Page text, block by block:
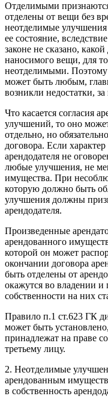
Отделимыми
отделены от вещи без
неотделимые
ее состояние,
законе не сказано,
наносимого вещи, для
неотделимыми. Поэтому
может быть любым,
возникли недостатки,
Что касается согласия
улучшений, то оно
отдельно, но
договора. Если
арендодателя не
любые улучшения, не
имущества. При
которую должно быть
улучшения должны
арендодателя.
Произведенные
арендованного
которой он может
окончании договора
быть отделены от
окажутся во владении и
собственности на них
Правило п.1 ст.623 ГК
может быть
принадлежат на праве
третьему лицу.
2. Неотделимые
арендованным
в собственность